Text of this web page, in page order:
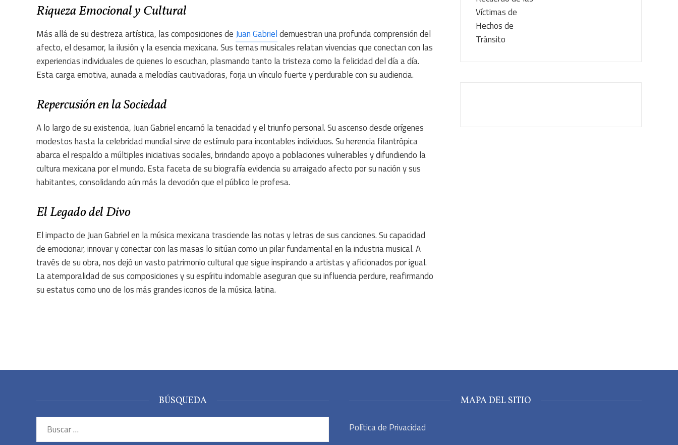
Riqueza Emocional y Cultural
Más allá de su destreza artística, las composiciones deJuan Gabrieldemuestran una profunda comprensión del
afecto, el desamor, la ilusión y la esencia mexicana. Sus temas musicales relatan vivencias que conectan con las
experiencias individuales de quienes lo escuchan, plasmando tanto la tristeza como la felicidad del día a día.
Esta carga emotiva, aunada a melodías cautivadoras, forja un vínculo fuerte y perdurable con su audiencia.
Repercusión en la Sociedad
A lo largo de su existencia, Juan Gabriel encarnó la tenacidad y el triunfo personal. Su ascenso desde orígenes
modestos hasta la celebridad mundial sirve de estímulo para incontables individuos. Su herencia filantrópica
abarca el respaldo a múltiples iniciativas sociales, brindando apoyo a poblaciones vulnerables y difundiendo la
cultura mexicana por el mundo. Esta faceta de su biografía evidencia su arraigado afecto por su nación y sus
habitantes, consolidando aún más la devoción que el público le profesa.
El Legado del Divo
El impacto de Juan Gabriel en la música mexicana trasciende las notas y letras de sus canciones. Su capacidad
de emocionar, innovar y conectar con las masas lo sitúan como un pilar fundamental en la industria musical. A
través de su obra, nos dejó un vasto patrimonio cultural que sigue inspirando a artistas y aficionados por igual.
La atemporalidad de sus composiciones y su espíritu indomable aseguran que su influencia perdure, reafirmando
su estatus como uno de los más grandes iconos de la música latina.
BÚSQUEDA
Buscar:
MAPA DEL SITIO
Política de Privacidad